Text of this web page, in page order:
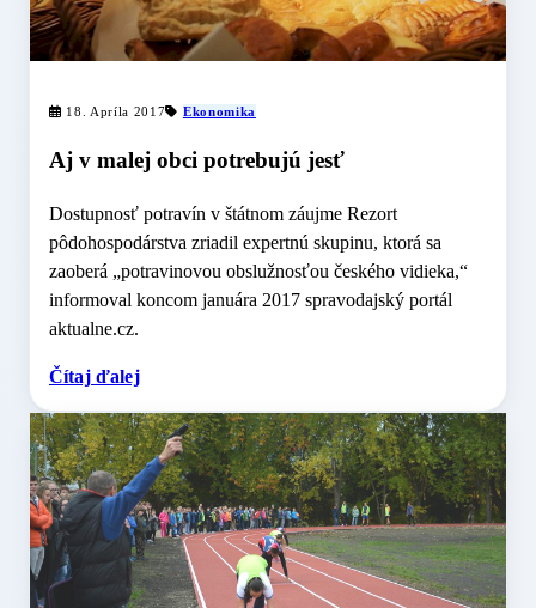
18. Apríla 2017 Ekonomika
Aj v malej obci potrebujú jesť
Dostupnosť potravín v štátnom záujme Rezort
pôdohospodárstva zriadil expertnú skupinu, ktorá sa
zaoberá „potravinovou obslužnosťou českého vidieka,“
informoval koncom januára 2017 spravodajský portál
aktualne.cz.
Čítaj ďalej